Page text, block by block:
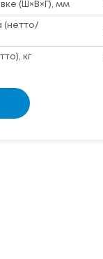
(Ш×В×Г), мм
(нетто/
кг